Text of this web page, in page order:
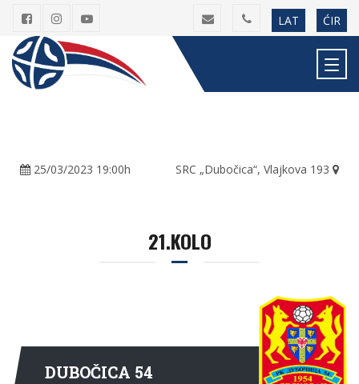
LAT ĆIR
25/03/2023 19:00h SRC „Dubočica“, Vlajkova 193
21.KOLO
DUBOČICA 54